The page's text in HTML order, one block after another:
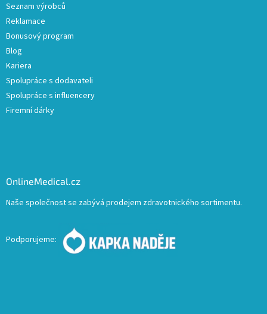
Seznam výrobců
Reklamace
Bonusový program
Blog
Kariera
Spolupráce s dodavateli
Spolupráce s influencery
Firemní dárky
OnlineMedical.cz
Naše společnost se zabývá prodejem zdravotnického sortimentu.
Podporujeme: